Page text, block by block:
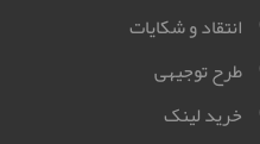
درباره ما
سوالات متداول ایران کارخانه
تعرفه ها